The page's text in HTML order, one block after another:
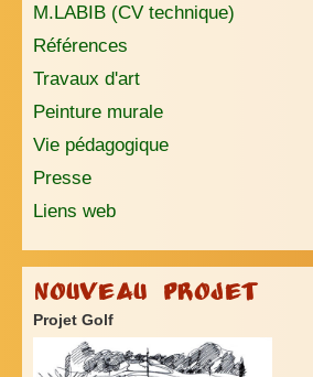
M.LABIB (CV technique)
Références
Travaux d'art
Peinture murale
Vie pédagogique
Presse
Liens web
Nouveau Projet
Projet Golf